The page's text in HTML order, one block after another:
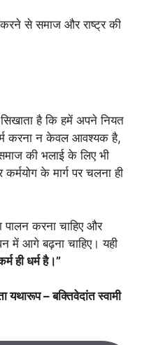
से समाज और राष्ट्र की
है कि हमें अपने नियत
करना न केवल आवश्यक है,
की भलाई के लिए भी
के मार्ग पर चलना ही
पालन करना चाहिए और
में आगे बढ़ना चाहिए। यही
ही धर्म है।”
यथारूप – बक्तिवेदांत स्वामी